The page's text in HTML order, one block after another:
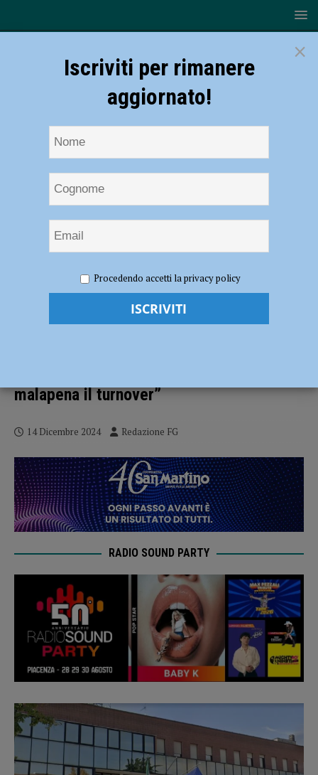
sindacato: “Alla questura di Piacenza 21 nuovi agenti? Tra
pensionamenti e trasferimenti coprono a malapena il turnover”
Polizia, il sindacato: “Alla questura di
malapena il turnover”
14 Dicembre 2024 Redazione FG
RADIO SOUND PARTY
×
Iscriviti per rimanere
aggiornato!
Procedendo accetti la privacy policy